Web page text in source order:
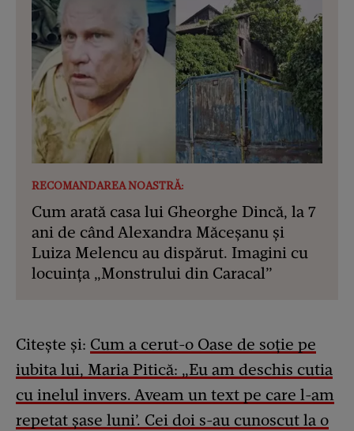
RECOMANDAREA NOASTRĂ:
Cum arată casa lui Gheorghe Dincă, la 7
ani de când Alexandra Măceșanu și
Luiza Melencu au dispărut. Imagini cu
locuința „Monstrului din Caracal”
Citește și: Cum a cerut-o Oase de soție pe
iubita lui, Maria Pitică: „Eu am deschis cutia
cu inelul invers. Aveam un text pe care l-am
repetat șase luni’. Cei doi s-au cunoscut la o